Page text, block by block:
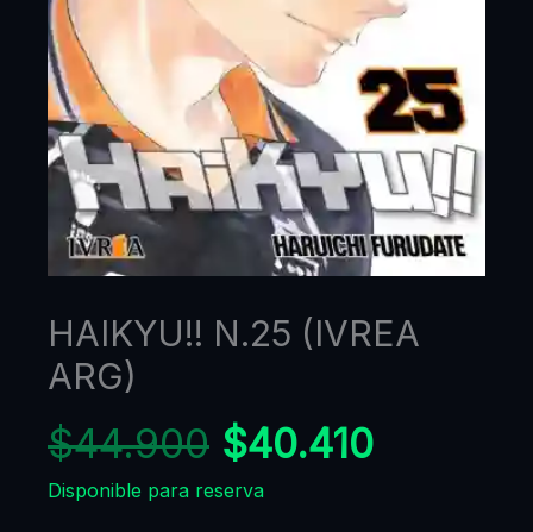
HAIKYU!! N.25 (IVREA
ARG)
$44.900 $40.410
Disponible para reserva